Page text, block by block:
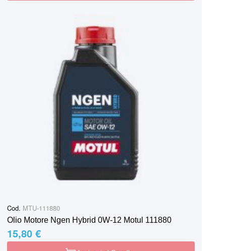
Cod. MTU-111880
Olio Motore Ngen Hybrid 0W-12 Motul 111880
15,80 €